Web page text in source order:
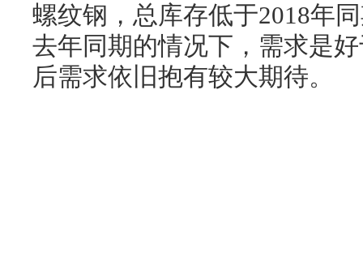
螺纹钢，总库存低于2018年
去年同期的情况下，需求是
后需求依旧抱有较大期待。